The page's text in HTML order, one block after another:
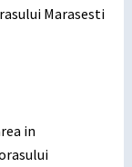
Marasesti
in